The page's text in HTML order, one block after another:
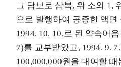
그 담보로 삼복, 위 소외 1,
으로 발행하여 공증한 액면
1994. 10. 10.로 된 약속어
7)를 교부받았고, 1994. 9.
100,000,000원을 대여할